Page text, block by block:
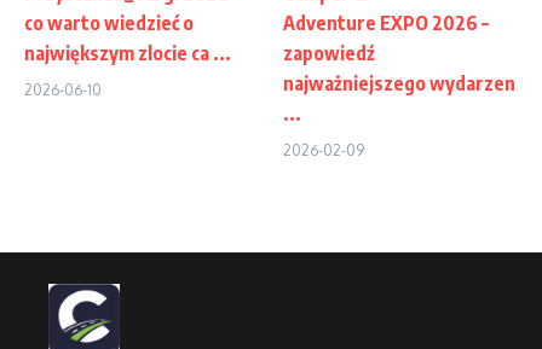
co warto wiedzieć o
największym zlocie ca ...
2026-06-10
Adventure EXPO 2026 –
zapowiedź
najważniejszego wydarzen
...
2026-02-09